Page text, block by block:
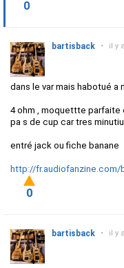
0
bartisback • il y
dans le var mais habotué a
4 ohm , moquettte parfaite
pa s de cup car tres
entré jack ou fiche banane
http://
0
bartisback • il y